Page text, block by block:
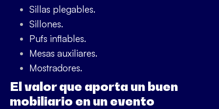
Sillas plegables.
Sillones.
Pufs inflables.
Mesas auxiliares.
Mostradores.
El valor que aporta un buen
mobiliario en un evento